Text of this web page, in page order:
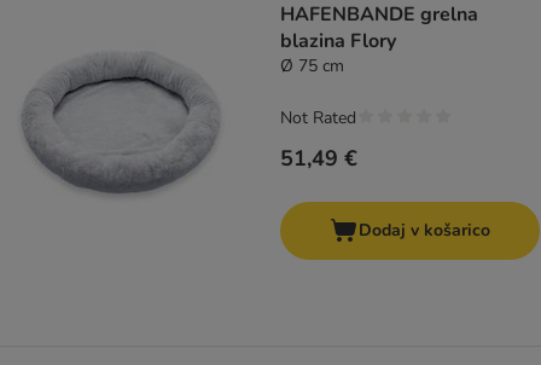
HAFENBANDE grelna
blazina Flory
Ø 75 cm
51,49 €
Not Rated
Dodaj v košarico